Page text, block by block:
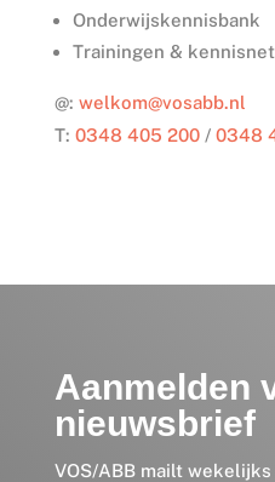
Onderwijskennisbank
Trainingen &
@: welkom@vosabb.nl
T: 0348 405 200/ 0348
Aanmelden
nieuwsbrief
VOS/ABB mailt